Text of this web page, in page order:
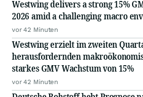
Westwing delivers a strong 15%
2026 amid a challenging macro
vor 42 Minuten
Westwing erzielt im zweiten
herausfordernden
starkes GMV Wachstum von 15%
vor 42 Minuten